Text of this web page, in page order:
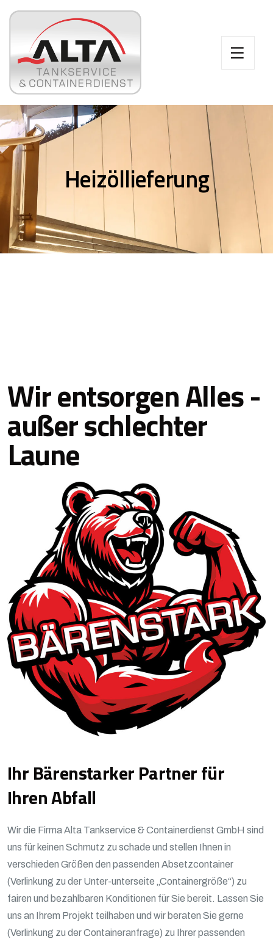
Heizöllieferung
Wir entsorgen Alles -
außer schlechter
Laune
Ihr Bärenstarker Partner für
Ihren Abfall
Wir die Firma Alta Tankservice & Containerdienst GmbH sind
uns für keinen Schmutz zu schade und stellen Ihnen in
verschieden Größen den passenden Absetzcontainer
(Verlinkung zu der Unter-unterseite „Containergröße“) zu
fairen und bezahlbaren Konditionen für Sie bereit. Lassen Sie
uns an Ihrem Projekt teilhaben und wir beraten Sie gerne
(Verlinkung zu der Containeranfrage) zu Ihrer passenden